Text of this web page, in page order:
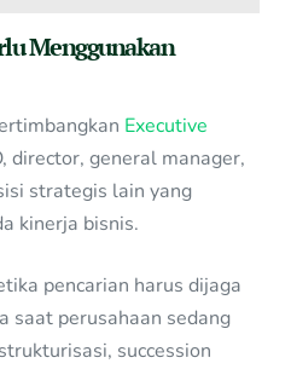
Menggunakan
Executive
director, general manager,
strategis lain yang
kinerja bisnis.
pencarian harus dijaga
saat perusahaan sedang
succession